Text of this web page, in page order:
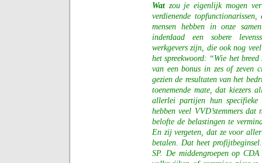
Watzou je eigenlijk mogen
verdienende
mensen hebben in onze
inderdaad een sobere
werkgevers zijn, die ook nog
het spreekwoord: “Wie het
van een bonus in zes of zeven
gezien de resultaten van het
toenemende mate, dat kiezers
allerlei partijen hun
hebben veel VVD’stemmers
belofte de belastingen te
En zij vergeten, dat ze voor
betalen. Dat heet
SP. De middengroepen op